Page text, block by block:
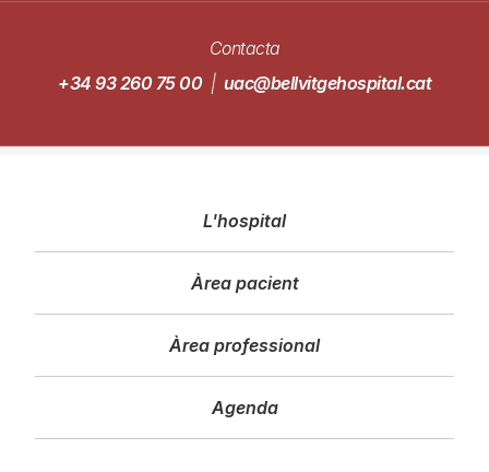
Contacta
+34 93 260 75 00 | uac@bellvitgehospital.cat
principal
L'hospital
Àrea pacient
Àrea professional
Agenda